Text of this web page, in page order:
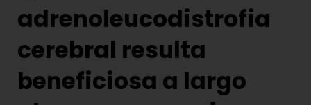
adrenoleucodistrofia
cerebral resulta
beneficiosa a largo